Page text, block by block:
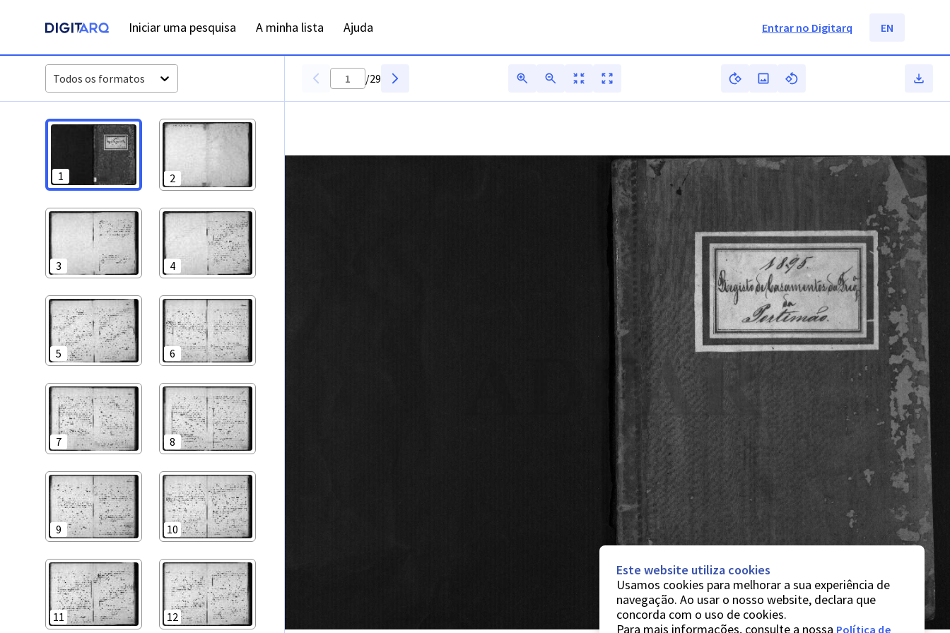
Iniciar uma pesquisa A minha lista Ajuda Entrar no Digitarq EN
Todos os formatos
1 2
3 4
5 6
7 8
9 10
11 12
/29
Este website utiliza cookies
Usamos cookies para melhorar a sua experiência de
navegação. Ao usar o nosso website, declara que
concorda com o uso de cookies.
Para mais informações, consulte a nossa Política de